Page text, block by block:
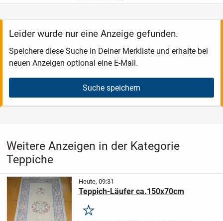
Leider wurde nur eine Anzeige gefunden.
Speichere diese Suche in Deiner Merkliste und erhalte bei
neuen Anzeigen optional eine E-Mail.
Suche speichern
Weitere Anzeigen in der Kategorie
Teppiche
Heute, 09:31
Teppich-Läufer ca.150x70cm
Merken